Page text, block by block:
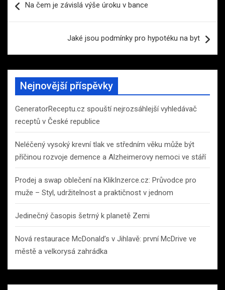
proNa čem je závislá výše úroku v bance
Jaké jsou podmínky pro hypotéku na byt
Nejnovější příspěvky
GeneratorReceptu.cz spouští nejrozsáhlejší vyhledávač
receptů v České republice
Neléčený vysoký krevní tlak ve středním věku může být
příčinou rozvoje demence a Alzheimerovy nemoci ve stáří
Prodej a swap oblečení na KlikInzerce.cz: Průvodce pro
muže – Styl, udržitelnost a praktičnost v jednom
Jedinečný časopis šetrný k planetě Zemi
Nová restaurace McDonald’s v Jihlavě: první McDrive ve
městě a velkorysá zahrádka